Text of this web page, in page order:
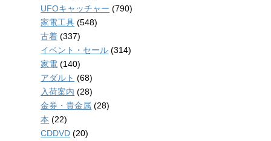
UFOキャッチャー (790)
家電工具 (548)
古着 (337)
イベント・セール (314)
家電 (140)
アダルト (68)
入荷案内 (28)
金券・貴金属 (28)
本 (22)
CDDVD (20)